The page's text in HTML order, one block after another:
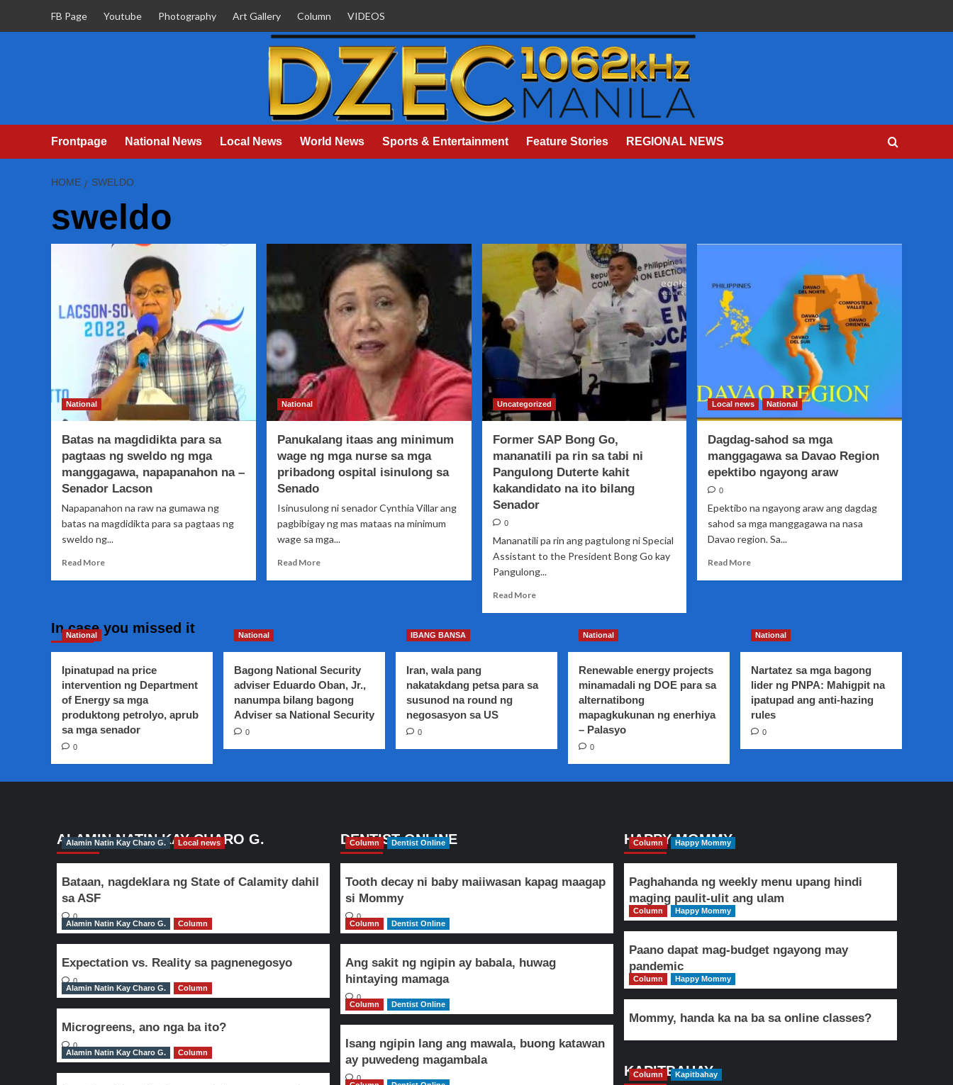
FB Page Youtube Photography Art Gallery Column VIDEOS
Frontpage National News Local News World News Sports & Entertainment Feature Stories REGIONAL NEWS
HOME SWELDO
sweldo
National
Batas na magdidikta para sa
pagtaas ng sweldo ng mga
manggagawa, napapanahon na –
Senador Lacson
Napapanahon na raw na gumawa ng
batas na magdidikta para sa pagtaas ng
sweldo ng...
Read MoreRead
magdidikta
sa
pagtaas
ng
ng
mga
manggagawa,
na
National
Panukalang itaas ang minimum
wage ng mga nurse sa mga
pribadong ospital isinulong sa
Senado
Isinusulong ni senador Cynthia Villar ang
pagbibigay ng mas mataas na minimum
wage sa mga...
Read MoreRead
wage
ng
mga
mga
ospital
Uncategorized
Former SAP Bong Go,
mananatili pa rin sa tabi ni
Pangulong Duterte kahit
kakandidato na ito bilang
Senador
0
Mananatili pa rin ang pagtulong ni Special
Assistant to the President Bong Go kay
Pangulong...
Read MoreRead
mananatili
Duterte
Senador
Local news National
Dagdag-sahod sa mga
manggagawa sa Davao Region
epektibo ngayong araw
0
Epektibo na ngayong araw ang dagdag
sahod sa mga manggagawa na nasa
Davao region. Sa...
Read MoreRead
sa
mga
manggagawa
sa
Davao
Region
epektibo
ngayong
araw
In case you missed it
National
Ipinatupad na price
intervention ng Department
of Energy sa mga
produktong petrolyo, aprub
sa mga senador
0
National
Bagong National Security
adviser Eduardo Oban, Jr.,
nanumpa bilang bagong
Adviser sa National Security
0
IBANG BANSA
Iran, wala pang
nakatakdang petsa para sa
susunod na round ng
negosasyon sa US
0
National
Renewable energy projects
minamadali ng DOE para sa
alternatibong
mapagkukunan ng enerhiya
– Palasyo
0
National
Nartatez sa mga bagong
lider ng PNPA: Mahigpit na
ipatupad ang anti-hazing
rules
0
ALAMIN NATIN KAY CHARO G.
Alamin Natin Kay Charo G. Local news
Bataan, nagdeklara ng State of Calamity dahil
sa ASF
0
Alamin Natin Kay Charo G.
Column
Expectation vs. Reality sa pagnenegosyo
0
Alamin Natin Kay Charo G.
Column
Microgreens, ano nga ba ito?
0
Alamin Natin Kay Charo G.
Column
DENTIST ONLINE
Column Dentist Online
Tooth decay ni baby maiiwasan kapag maagap
si Mommy
0
Column
Dentist Online
Ang sakit ng ngipin ay babala, huwag
hintaying mamaga
0
Column
Dentist Online
Isang ngipin lang ang mawala, buong katawan
ay puwedeng magambala
0
HAPPY MOMMY
Column Happy Mommy
Paghahanda ng weekly menu upang hindi
maging paulit-ulit ang ulam
Column Happy Mommy
Paano dapat mag-budget ngayong may
pandemic
Column Happy Mommy
Mommy, handa ka na ba sa online classes?
KAPITBAHAY
Column Kapitbahay